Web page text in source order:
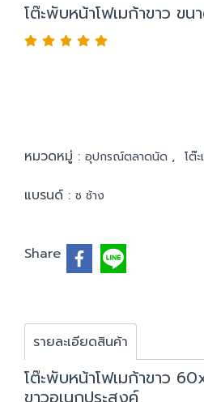
โต๊ะพับหน้าโฟเมก้าขาว ข
หมวดหมู่ : อุปกรณ์ตลาดนัด , โต๊
แบรนด์ : ช ช้าง
Share
รายละเอียดสินค้า
โต๊ะพับหน้าโฟเมก้าขาว
ขาวอเนกประสงค์